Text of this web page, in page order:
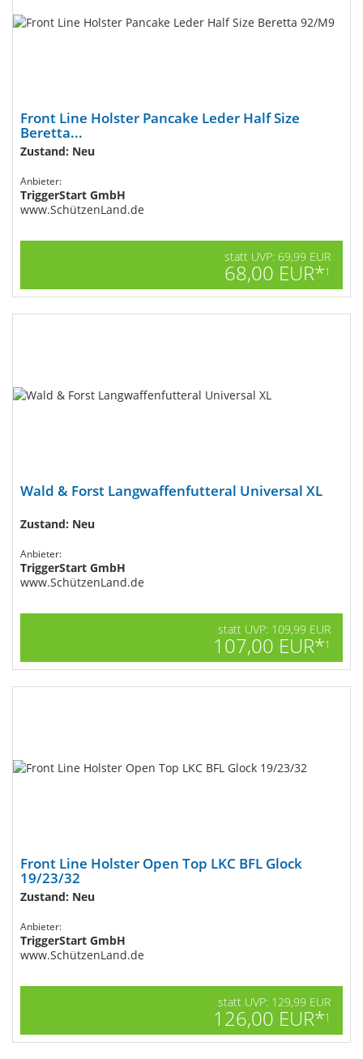
Front Line Holster Pancake Leder Half Size
Beretta...
Zustand: Neu
Anbieter:
TriggerStart GmbH
www.SchützenLand.de
statt UVP: 69,99 EUR
68,00 EUR*1
Wald & Forst Langwaffenfutteral Universal XL
Zustand: Neu
Anbieter:
TriggerStart GmbH
www.SchützenLand.de
statt UVP: 109,99 EUR
107,00 EUR*1
Front Line Holster Open Top LKC BFL Glock
19/23/32
Zustand: Neu
Anbieter:
TriggerStart GmbH
www.SchützenLand.de
statt UVP: 129,99 EUR
126,00 EUR*1